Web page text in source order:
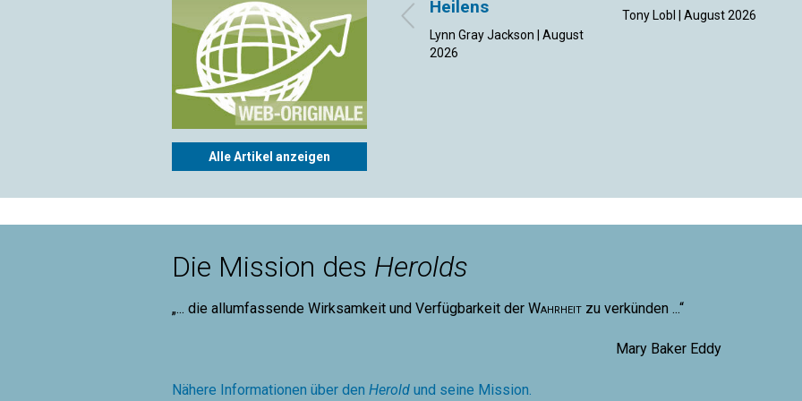
Alle Artikel anzeigen
Heilens
Lynn Gray Jackson | August
2026
Tony Lobl | August 2026
Die Mission des Herolds
„... die allumfassende Wirksamkeit und Verfügbarkeit der Wahrheit zu verkünden ...“
Mary Baker Eddy
Nähere Informationen über den Herold und seine Mission.